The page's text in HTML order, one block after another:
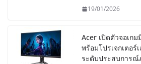
19/01/2026
Acer เปิดตัวจอเก
พร้อมโปรเจกเตอร์
ระดับประสบการ